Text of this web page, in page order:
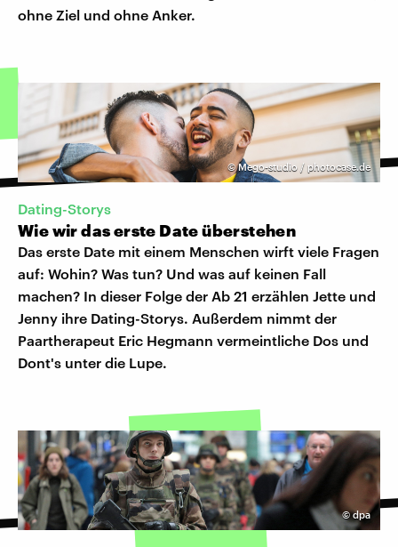
ohne Ziel und ohne Anker.
©Mego-studio / photocase.de
Dating-Storys
Wie wir das erste Date überstehen
Das erste Date mit einem Menschen wirft viele Fragen
auf: Wohin? Was tun? Und was auf keinen Fall
machen? In dieser Folge der Ab 21 erzählen Jette und
Jenny ihre Dating-Storys. Außerdem nimmt der
Paartherapeut Eric Hegmann vermeintliche Dos und
Dont's unter die Lupe.
©dpa